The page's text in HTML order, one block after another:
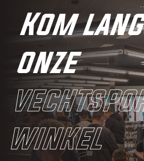
Kom
onze
winkel